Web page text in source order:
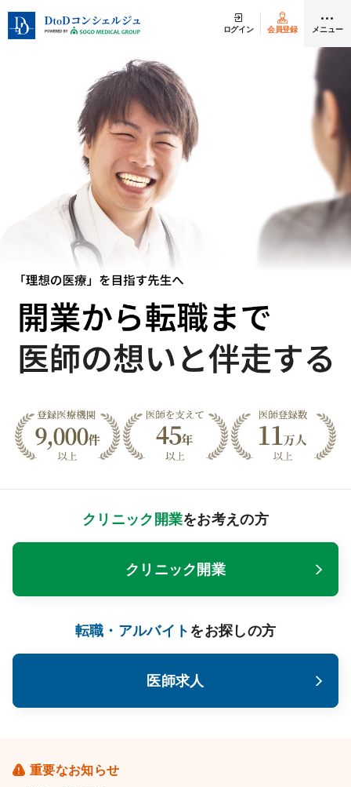
ログイン 会員登録 メニュー
クリニック開業
医院の譲渡・売却をお考えの方
採用をお考えの医療機関の方
クリニック開業をお考えの方
クリニック開業
転職・アルバイトをお探しの方
医師求人
重要なお知らせ